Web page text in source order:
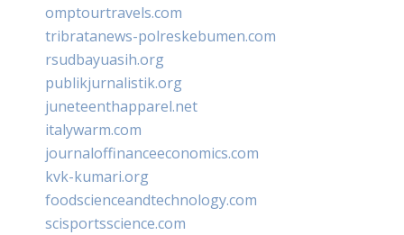
omptourtravels.com
tribratanews-polreskebumen.com
rsudbayuasih.org
publikjurnalistik.org
juneteenthapparel.net
italywarm.com
journaloffinanceeconomics.com
kvk-kumari.org
foodscienceandtechnology.com
scisportsscience.com